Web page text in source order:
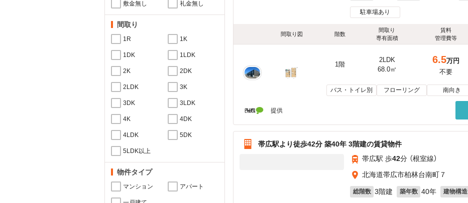
敷金無し 礼金無し
間取り
1R 1K
1DK 1LDK
2K 2DK
2LDK 3K
3DK 3LDK
4K 4DK
4LDK 5DK
5LDK以上
物件タイプ
マンション アパート
駐車場あり
間取り図 階数
間取り
専有面積
賃料
管理費等
1階
2LDK
68.0㎡
6.5万円
不要
バス・トイレ別 フローリング 南向き
提供
帯広駅より徒歩42分 築40年 3階建の賃貸物件
帯広駅 歩42分 （根室線）
北海道帯広市柏林台南町７
総階数 3階建 築年数 40年 建物構造